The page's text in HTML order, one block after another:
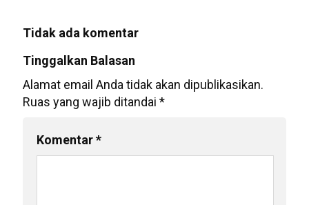
Tidak ada komentar
Tinggalkan Balasan
Alamat email Anda tidak akan dipublikasikan.
Ruas yang wajib ditandai *
Komentar*